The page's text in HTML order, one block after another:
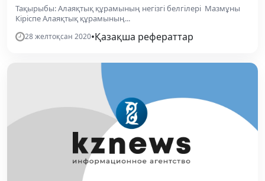
Тақырыбы: Алаяқтық құрамының негізгі белгілері Мазмұны
Кіріспе Алаяқтық құрамының...
28 желтоқсан 2020•Қазақша рефераттар